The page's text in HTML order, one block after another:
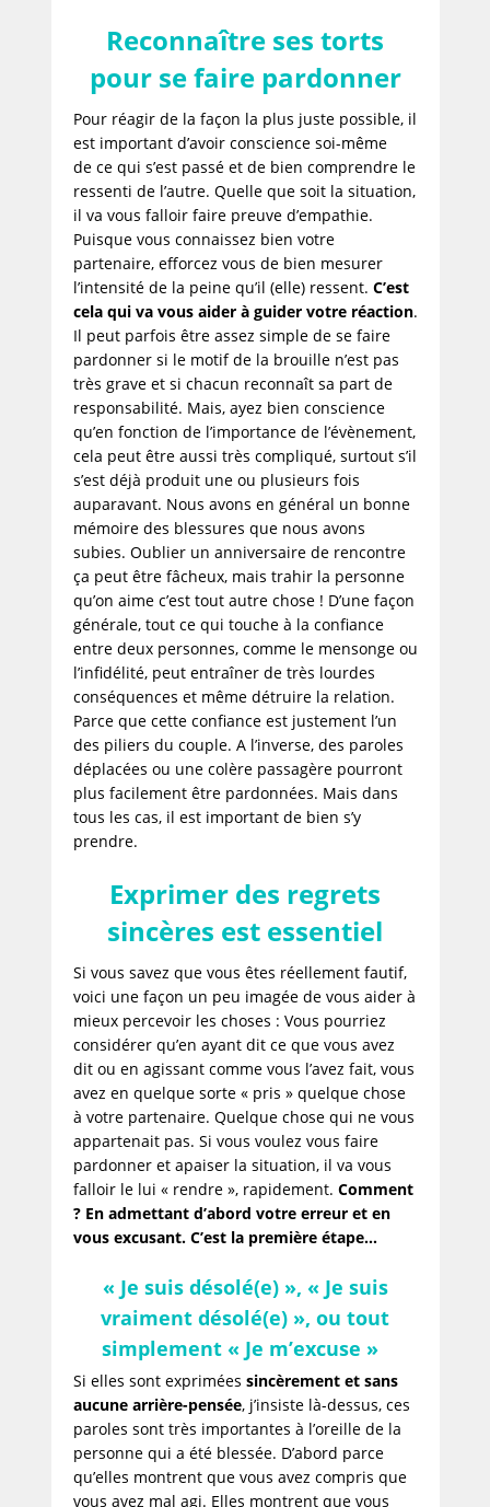
Reconnaître ses torts
pour se faire pardonner
Pour réagir de la façon la plus juste possible, il
est important d’avoir conscience soi-même
de ce qui s’est passé et de bien comprendre le
ressenti de l’autre. Quelle que soit la situation,
il va vous falloir faire preuve d’empathie.
Puisque vous connaissez bien votre
partenaire, efforcez vous de bien mesurer
l’intensité de la peine qu’il (elle) ressent. C’est
cela qui va vous aider à guider votre réaction.
Il peut parfois être assez simple de se faire
pardonner si le motif de la brouille n’est pas
très grave et si chacun reconnaît sa part de
responsabilité. Mais, ayez bien conscience
qu’en fonction de l’importance de l’évènement,
cela peut être aussi très compliqué, surtout s’il
s’est déjà produit une ou plusieurs fois
auparavant. Nous avons en général un bonne
mémoire des blessures que nous avons
subies. Oublier un anniversaire de rencontre
ça peut être fâcheux, mais trahir la personne
qu’on aime c’est tout autre chose ! D’une façon
générale, tout ce qui touche à la confiance
entre deux personnes, comme le mensonge ou
l’infidélité, peut entraîner de très lourdes
conséquences et même détruire la relation.
Parce que cette confiance est justement l’un
des piliers du couple. A l’inverse, des paroles
déplacées ou une colère passagère pourront
plus facilement être pardonnées. Mais dans
tous les cas, il est important de bien s’y
prendre.
Exprimer des regrets
sincères est essentiel
Si vous savez que vous êtes réellement fautif,
voici une façon un peu imagée de vous aider à
mieux percevoir les choses : Vous pourriez
considérer qu’en ayant dit ce que vous avez
dit ou en agissant comme vous l’avez fait, vous
avez en quelque sorte « pris » quelque chose
à votre partenaire. Quelque chose qui ne vous
appartenait pas. Si vous voulez vous faire
pardonner et apaiser la situation, il va vous
falloir le lui « rendre », rapidement. Comment
? En admettant d’abord votre erreur et en
vous excusant. C’est la première étape…
« Je suis désolé(e) », « Je suis
vraiment désolé(e) », ou tout
simplement « Je m’excuse »
Si elles sont exprimées sincèrement et sans
aucune arrière-pensée, j’insiste là-dessus, ces
paroles sont très importantes à l’oreille de la
personne qui a été blessée. D’abord parce
qu’elles montrent que vous avez compris que
vous avez mal agi. Elles montrent que vous